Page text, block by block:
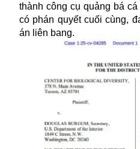
thành công cụ quảng bá
có phán quyết cuối cùng,
án liên bang.